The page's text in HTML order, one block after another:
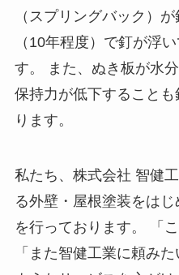
（スプリングバック）
（10年程度）で釘が浮
す。 また、ぬき板が水
保持力が低下すること
ります。
私たち、株式会社 智健
る外壁・屋根塗装をは
を行っております。 「
「また智健工業に頼み